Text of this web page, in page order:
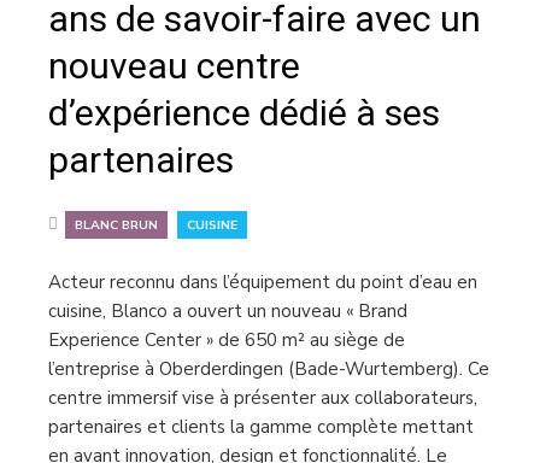
ans de savoir-faire avec un
nouveau centre
d’expérience dédié à ses
partenaires
BLANC BRUN CUISINE
Acteur reconnu dans l’équipement du point d’eau en
cuisine, Blanco a ouvert un nouveau « Brand
Experience Center » de 650 m² au siège de
l’entreprise à Oberderdingen (Bade-Wurtemberg). Ce
centre immersif vise à présenter aux collaborateurs,
partenaires et clients la gamme complète mettant
en avant innovation, design et fonctionnalité. Le